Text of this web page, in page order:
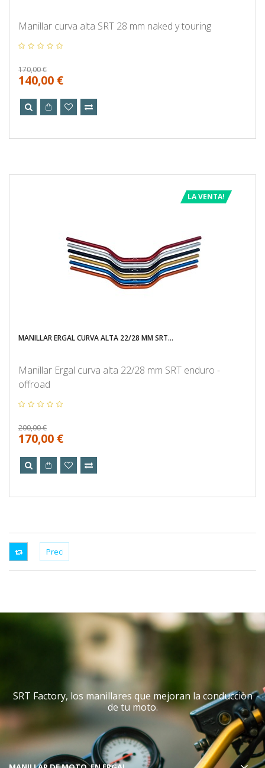
Manillar curva alta SRT 28 mm naked y touring
170,00 €
140,00 €
LA VENTA!
MANILLAR ERGAL CURVA ALTA 22/28 MM SRT...
Manillar Ergal curva alta 22/28 mm SRT enduro -
offroad
200,00 €
170,00 €
SRT Factory, los manillares que mejoran la conducciòn
de tu moto.